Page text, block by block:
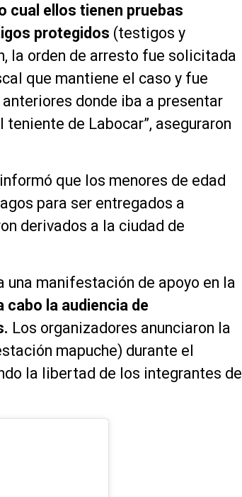
cual ellos tienen pruebas
protegidos (testigos y
la orden de arresto fue solicitada
que mantiene el caso y fue
donde iba a presentar
de Labocar”, aseguraron
que los menores de edad
para ser entregados a
derivados a la ciudad de
una manifestación de apoyo en la
cabo la audiencia de
Los organizadores anunciaron la
mapuche) durante el
la libertad de los integrantes de